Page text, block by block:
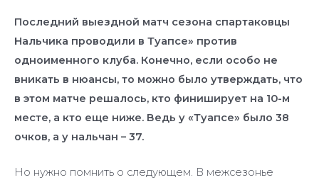
Последний выездной матч сезона спартаковцы
Нальчика проводили в Туапсе» против
одноименного клуба. Конечно, если особо не
вникать в нюансы, то можно было утверждать, что
в этом матче решалось, кто финиширует на 10-м
месте, а кто еще ниже. Ведь у «Туапсе» было 38
очков, а у нальчан – 37.
Но нужно помнить о следующем. В межсезонье